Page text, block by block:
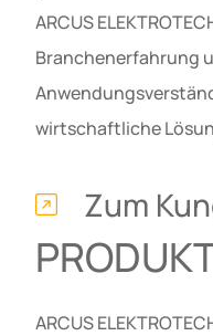
ARCUS
Branchenerfahrung
wirtschaftliche
Zum
ARCUS